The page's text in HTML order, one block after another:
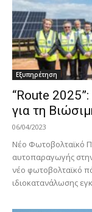
Εξυπηρέτηση
“Route
για τη
06/04/2023
Νέο Φωτοβολταϊκό
αυτοπαραγωγής
νέο φωτοβολταϊκό
ιδιοκατανάλωσης